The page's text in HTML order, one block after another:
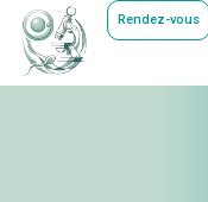
Rendez-vous